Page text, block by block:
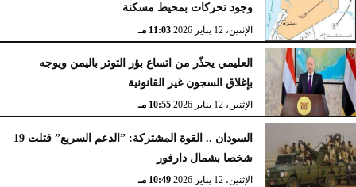
وجود تحركات بمحيط مسكنة
الإثنين، 12 يناير 2026 11:03 مـ
العليمي يحذّر من اتساع بؤر التوتر باليمن ويوجه
بإغلاق السجون غير القانونية
الإثنين، 12 يناير 2026 10:55 مـ
السودان .. القوة المشتركة: ”الدعم السريع” قتلت 19
شخصا بشمال دارفور
الإثنين، 12 يناير 2026 10:49 مـ